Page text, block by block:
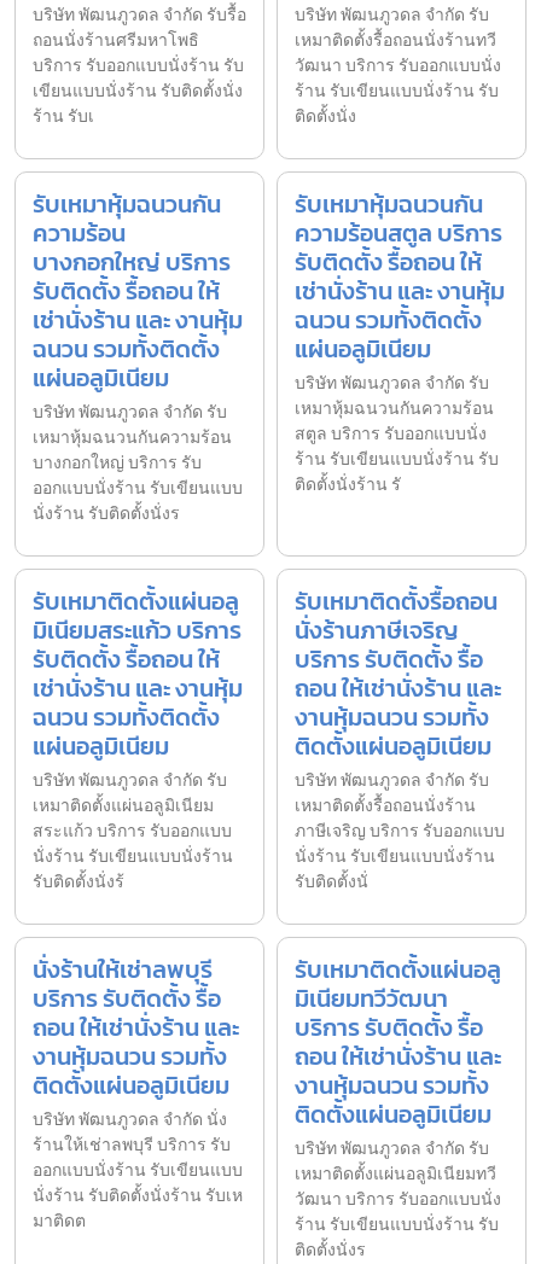
บริษัท พัฒนภูวดล จำกัด รับรื้อ
ถอนนั่งร้านศรีมหาโพธิ
บริการ รับออกแบบนั่งร้าน รับ
เขียนแบบนั่งร้าน รับติดตั้งนั่ง
ร้าน รับเ
บริษัท พัฒนภูวดล จำกัด รับ
เหมาติดตั้งรื้อถอนนั่งร้านทวี
วัฒนา บริการ รับออกแบบนั่ง
ร้าน รับเขียนแบบนั่งร้าน รับ
ติดตั้งนั่ง
รับเหมาหุ้มฉนวนกัน
ความร้อน
บางกอกใหญ่ บริการ
รับติดตั้ง รื้อถอน ให้
เช่านั่งร้าน และ งานหุ้ม
ฉนวน รวมทั้งติดตั้ง
แผ่นอลูมิเนียม
บริษัท พัฒนภูวดล จำกัด รับ
เหมาหุ้มฉนวนกันความร้อน
บางกอกใหญ่ บริการ รับ
ออกแบบนั่งร้าน รับเขียนแบบ
นั่งร้าน รับติดตั้งนั่งร
รับเหมาหุ้มฉนวนกัน
ความร้อนสตูล บริการ
รับติดตั้ง รื้อถอน ให้
เช่านั่งร้าน และ งานหุ้ม
ฉนวน รวมทั้งติดตั้ง
แผ่นอลูมิเนียม
บริษัท พัฒนภูวดล จำกัด รับ
เหมาหุ้มฉนวนกันความร้อน
สตูล บริการ รับออกแบบนั่ง
ร้าน รับเขียนแบบนั่งร้าน รับ
ติดตั้งนั่งร้าน รั
รับเหมาติดตั้งแผ่นอลู
มิเนียมสระแก้ว บริการ
รับติดตั้ง รื้อถอน ให้
เช่านั่งร้าน และ งานหุ้ม
ฉนวน รวมทั้งติดตั้ง
แผ่นอลูมิเนียม
บริษัท พัฒนภูวดล จำกัด รับ
เหมาติดตั้งแผ่นอลูมิเนียม
สระแก้ว บริการ รับออกแบบ
นั่งร้าน รับเขียนแบบนั่งร้าน
รับติดตั้งนั่งร้
รับเหมาติดตั้งรื้อถอน
นั่งร้านภาษีเจริญ
บริการ รับติดตั้ง รื้อ
ถอน ให้เช่านั่งร้าน และ
งานหุ้มฉนวน รวมทั้ง
ติดตั้งแผ่นอลูมิเนียม
บริษัท พัฒนภูวดล จำกัด รับ
เหมาติดตั้งรื้อถอนนั่งร้าน
ภาษีเจริญ บริการ รับออกแบบ
นั่งร้าน รับเขียนแบบนั่งร้าน
รับติดตั้งนั่
นั่งร้านให้เช่าลพบุรี
บริการ รับติดตั้ง รื้อ
ถอน ให้เช่านั่งร้าน และ
งานหุ้มฉนวน รวมทั้ง
ติดตั้งแผ่นอลูมิเนียม
บริษัท พัฒนภูวดล จำกัด นั่ง
ร้านให้เช่าลพบุรี บริการ รับ
ออกแบบนั่งร้าน รับเขียนแบบ
นั่งร้าน รับติดตั้งนั่งร้าน รับเห
มาติดต
รับเหมาติดตั้งแผ่นอลู
มิเนียมทวีวัฒนา
บริการ รับติดตั้ง รื้อ
ถอน ให้เช่านั่งร้าน และ
งานหุ้มฉนวน รวมทั้ง
ติดตั้งแผ่นอลูมิเนียม
บริษัท พัฒนภูวดล จำกัด รับ
เหมาติดตั้งแผ่นอลูมิเนียมทวี
วัฒนา บริการ รับออกแบบนั่ง
ร้าน รับเขียนแบบนั่งร้าน รับ
ติดตั้งนั่งร